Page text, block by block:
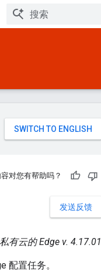
对您有帮助吗？
发送反馈
有云的 Edge v. 4.17.01
配置任务。